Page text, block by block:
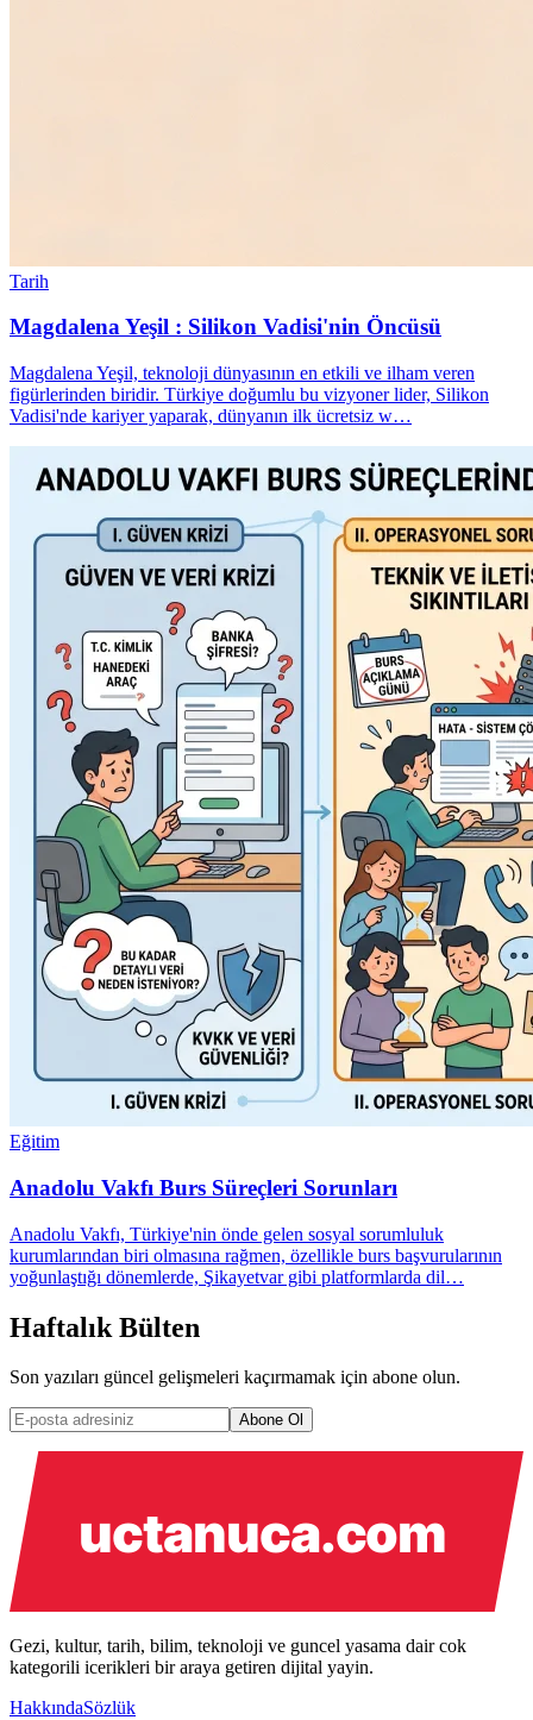
Tarih
Magdalena Yeşil : Silikon Vadisi'nin Öncüsü
Magdalena Yeşil, teknoloji dünyasının en etkili ve ilham veren
figürlerinden biridir. Türkiye doğumlu bu vizyoner lider, Silikon
Vadisi'nde kariyer yaparak, dünyanın ilk ücretsiz w…
Eğitim
Anadolu Vakfı Burs Süreçleri Sorunları
Anadolu Vakfı, Türkiye'nin önde gelen sosyal sorumluluk
kurumlarından biri olmasına rağmen, özellikle burs başvurularının
yoğunlaştığı dönemlerde, Şikayetvar gibi platformlarda dil…
Haftalık Bülten
Son yazıları güncel gelişmeleri kaçırmamak için abone olun.
Abone Ol
Gezi, kultur, tarih, bilim, teknoloji ve guncel yasama dair cok
kategorili icerikleri bir araya getiren dijital yayin.
HakkındaSözlük